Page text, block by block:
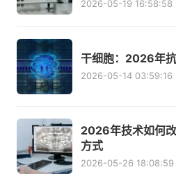
2026-05-19 16:58:58
干细胞：2026年
2026-05-14 03:59:16
2026年技术如何
方式
2026-05-26 18:08:59